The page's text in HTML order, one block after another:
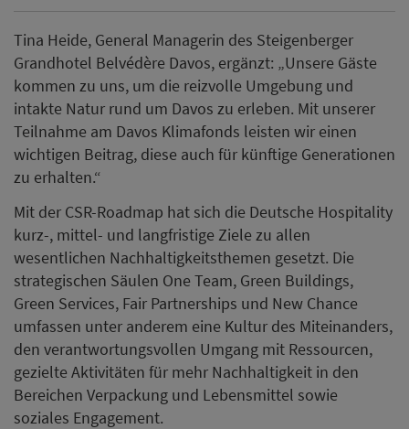
Tina Heide, General Managerin des Steigenberger
Grandhotel Belvédère Davos, ergänzt: „Unsere Gäste
kommen zu uns, um die reizvolle Umgebung und
intakte Natur rund um Davos zu erleben. Mit unserer
Teilnahme am Davos Klimafonds leisten wir einen
wichtigen Beitrag, diese auch für künftige Generationen
zu erhalten.“
Mit der CSR-Roadmap hat sich die Deutsche Hospitality
kurz-, mittel- und langfristige Ziele zu allen
wesentlichen Nachhaltigkeitsthemen gesetzt. Die
strategischen Säulen One Team, Green Buildings,
Green Services, Fair Partnerships und New Chance
umfassen unter anderem eine Kultur des Miteinanders,
den verantwortungsvollen Umgang mit Ressourcen,
gezielte Aktivitäten für mehr Nachhaltigkeit in den
Bereichen Verpackung und Lebensmittel sowie
soziales Engagement.